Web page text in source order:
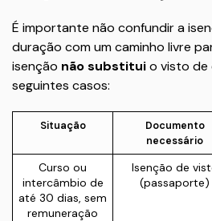
É importante não confundir a
duração com um caminho livre
isenção não substituio visto de
seguintes casos:
Situação
Documento
necessário
Curso ou
intercâmbio de
até 30 dias, sem
remuneração
Isenção de
(passaporte)